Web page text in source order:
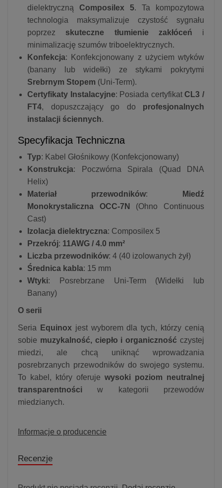
dielektryczną Composilex 5.
Ta kompozytowa
technologia maksymalizuje czystość sygnału
poprzez skuteczne tłumienie zakłóceń i
minimalizację szumów triboelektrycznych.
Konfekcja: Konfekcjonowany z użyciem wtyków
(banany lub widełki) ze stykami pokrytymi
Srebrnym Stopem (Uni-Term).
Certyfikaty Instalacyjne: Posiada certyfikatCL3 /
FT4, dopuszczający go do profesjonalnych
instalacji ściennych.
Specyfikacja Techniczna
Typ: Kabel Głośnikowy (Konfekcjonowany)
Konstrukcja: Poczwórna Spirala (Quad DNA
Helix)
Materiał przewodników:
Miedź
Monokrystaliczna OCC-7N
(Ohno Continuous
Cast)
Izolacja dielektryczna: Composilex 5
Przekrój: 11AWG / 4.0 mm²
Liczba przewodników: 4 (40 izolowanych żył)
Średnica kabla: 15 mm
Wtyki: Posrebrzane Uni-Term (Widełki lub
Banany)
O serii
Seria Equinox jest wyborem dla tych, którzy cenią
sobie muzykalność, ciepło i organiczność czystej
miedzi, ale chcą uniknąć wprowadzania
posrebrzanych przewodników do swojego systemu.
To kabel, który oferuje wysoki poziom neutralnej
transparentności w kategorii przewodów
miedzianych.
Informacje o producencie
Recenzje